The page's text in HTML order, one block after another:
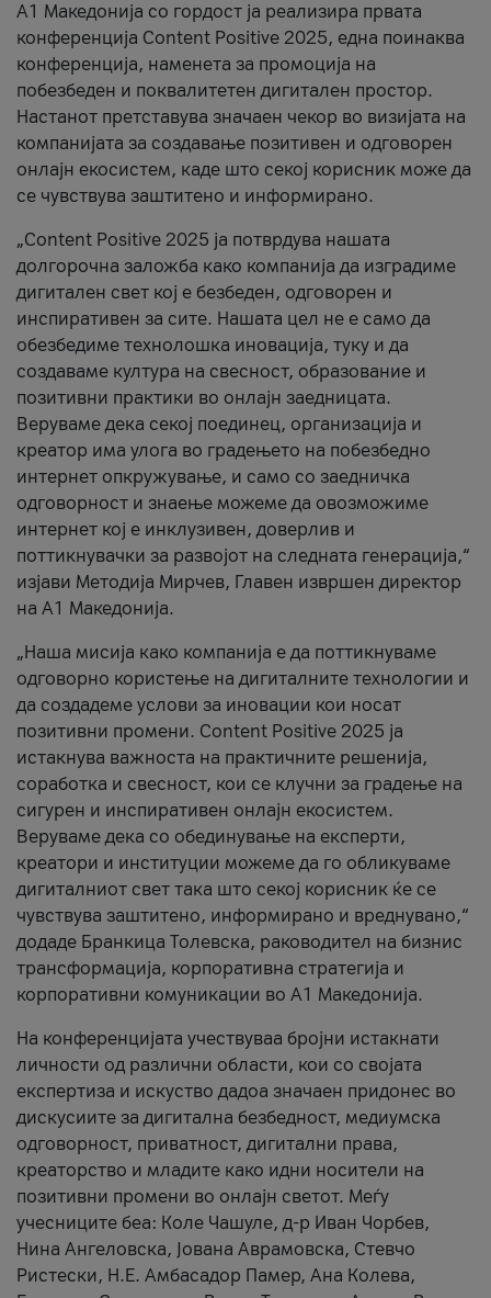
А1 Македонија со гордост ја реализира првата
конференција Content Positive 2025, една поинаква
конференција, наменета за промоција на
побезбеден и поквалитетен дигитален простор.
Настанот претставува значаен чекор во визијата на
компанијата за создавање позитивен и одговорен
онлајн екосистем, каде што секој корисник може да
се чувствува заштитено и информирано.
„Content Positive 2025 ја потврдува нашата
долгорочна заложба како компанија да изградиме
дигитален свет кој е безбеден, одговорен и
инспиративен за сите. Нашата цел не е само да
обезбедиме технолошка иновација, туку и да
создаваме култура на свесност, образование и
позитивни практики во онлајн заедницата.
Веруваме дека секој поединец, организација и
креатор има улога во градењето на побезбедно
интернет опкружување, и само со заедничка
одговорност и знаење можеме да овозможиме
интернет кој е инклузивен, доверлив и
поттикнувачки за развојот на следната генерација,“
изјави Методија Мирчев, Главен извршен директор
на А1 Македонија.
„Наша мисија како компанија е да поттикнуваме
одговорно користење на дигиталните технологии и
да создадеме услови за иновации кои носат
позитивни промени. Content Positive 2025 ја
истакнува важноста на практичните решенија,
соработка и свесност, кои се клучни за градење на
сигурен и инспиративен онлајн екосистем.
Веруваме дека со обединување на експерти,
креатори и институции можеме да го обликуваме
дигиталниот свет така што секој корисник ќе се
чувствува заштитено, информирано и вреднувано,“
додаде Бранкица Толевска, раководител на бизнис
трансформација, корпоративна стратегија и
корпоративни комуникации во А1 Македонија.
На конференцијата учествуваа бројни истакнати
личности од различни области, кои со својата
експертиза и искуство дадоа значаен придонес во
дискусиите за дигитална безбедност, медиумска
одговорност, приватност, дигитални права,
креаторство и младите како идни носители на
позитивни промени во онлајн светот. Меѓу
учесниците беа: Коле Чашуле, д-р Иван Чорбев,
Нина Ангеловска, Јована Аврамовска, Стевчо
Ристески, Н.Е. Амбасадор Памер, Ана Колева,